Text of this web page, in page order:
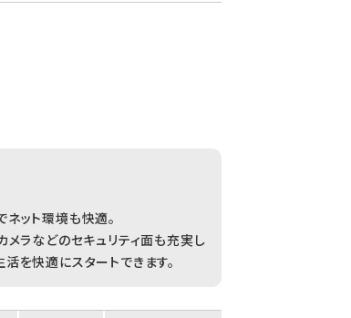
ット環境も快適。
ラなどのセキュリティ面も充実し
を快適にスタートできます。